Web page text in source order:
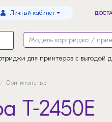
Личный кабинет
для принтеров с выгодой
Оригинальные
T-2450E